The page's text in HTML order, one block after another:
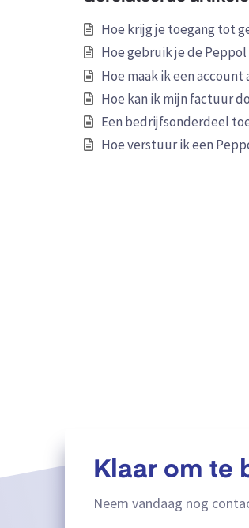
Hoe krijg je toegang tot
Hoe gebruik je de
Hoe maak ik een
Hoe kan ik mijn factuur
Een bedrijfsonderdeel
Hoe verstuur ik een
Klaar om te
Neem vandaag nog